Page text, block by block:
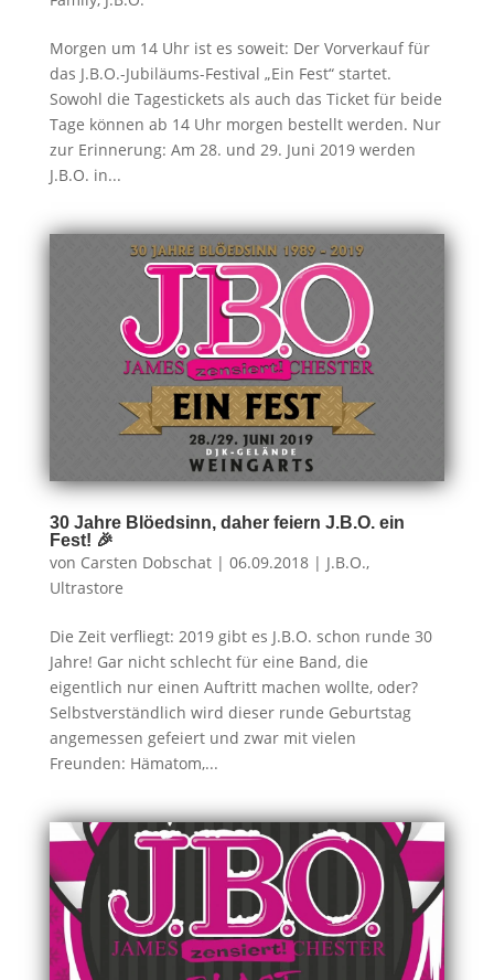
Morgen um 14 Uhr ist es soweit: Der Vorverkauf für
das J.B.O.-Jubiläums-Festival „Ein Fest“ startet.
Sowohl die Tagestickets als auch das Ticket für beide
Tage können ab 14 Uhr morgen bestellt werden. Nur
zur Erinnerung: Am 28. und 29. Juni 2019 werden
J.B.O. in...
30 Jahre Blöedsinn, daher feiern J.B.O. ein
Fest! 🎉
von Carsten Dobschat| 06.09.2018| J.B.O.,
Ultrastore
Die Zeit verfliegt: 2019 gibt es J.B.O. schon runde 30
Jahre! Gar nicht schlecht für eine Band, die
eigentlich nur einen Auftritt machen wollte, oder?
Selbstverständlich wird dieser runde Geburtstag
angemessen gefeiert und zwar mit vielen
Freunden: Hämatom,...